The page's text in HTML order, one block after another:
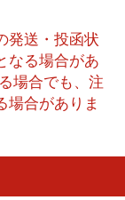
発送・投函状
なる場合があ
場合でも、注
場合がありま